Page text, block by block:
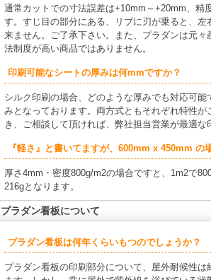
通常カットでの寸法誤差は+10mm～+20mm、精
す。 すじ目の部分にある、リブに刃が乗ると、
来ません。ご了承下さい。 また、プラダンは元
法制度が高い商品ではありません。
印刷可能なシートの厚みは何mmですか？
シルク印刷の場合、どのような厚みでも対応可
みとなっております。両方式ともそれぞれ特性
き、ご相談して頂ければ、弊社担当営業が最適な
『軽さ』と書いてますが、600mm x 450mm の
厚さ4mm・密度800g/m2の場合ですと、1m2で
216gとなります。
プラダン看板について
プラダン看板は何年くらいもつのでしょうか？
プラダン看板の印刷部分について、屋外耐候性